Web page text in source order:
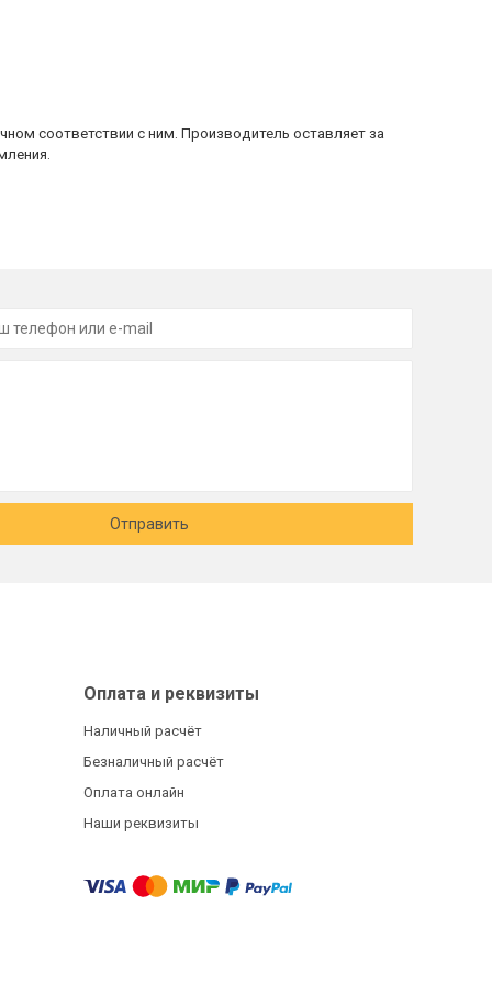
соответствии с ним. Производитель оставляет за
Отправить
Оплата и реквизиты
Наличный расчёт
Безналичный расчёт
Оплата онлайн
Наши реквизиты